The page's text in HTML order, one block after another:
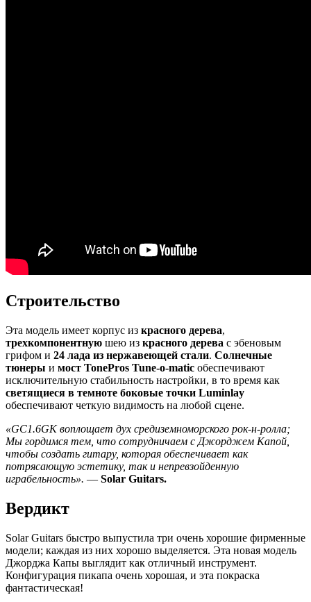
Строительство
Эта модель имеет корпус из красного дерева,
трехкомпонентную шею из красного дерева с эбеновым
грифом и 24 лада из нержавеющей стали. Солнечные
тюнеры и мост TonePros Tune-o-matic обеспечивают
исключительную стабильность настройки, в то время как
светящиеся в темноте боковые точки Luminlay
обеспечивают четкую видимость на любой сцене.
«GC1.6GK воплощает дух средиземноморского рок-н-ролла;
Мы гордимся тем, что сотрудничаем с Джорджем Капой,
чтобы создать гитару, которая обеспечивает как
потрясающую эстетику, так и непревзойденную
играбельность». — Solar Guitars.
Вердикт
Solar Guitars быстро выпустила три очень хорошие фирменные
модели; каждая из них хорошо выделяется. Эта новая модель
Джорджа Капы выглядит как отличный инструмент.
Конфигурация пикапа очень хорошая, и эта покраска
фантастическая!